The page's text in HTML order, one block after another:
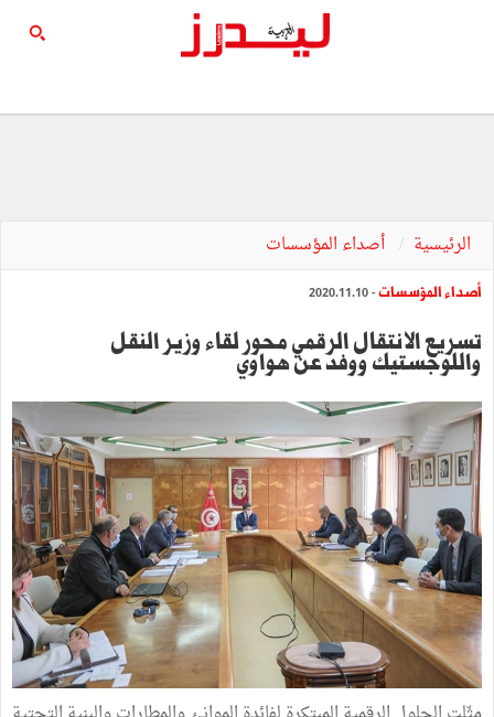
الرئيسية أصداء المؤسسات
أصداء المؤسسات- 2020.11.10
تسريع الانتقال الرقمي محور لقاء وزير النقل
واللوجستيك ووفد عن هواوي